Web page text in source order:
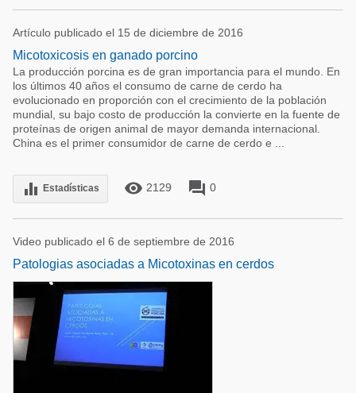
Artículo publicado el 15 de diciembre de 2016
Micotoxicosis en ganado porcino
La producción porcina es de gran importancia para el mundo. En
los últimos 40 años el consumo de carne de cerdo ha
evolucionado en proporción con el crecimiento de la población
mundial, su bajo costo de producción la convierte en la fuente de
proteínas de origen animal de mayor demanda internacional.
China es el primer consumidor de carne de cerdo e ...
equalizer Estadísticas remove_red_eye 2129 forum 0
Video publicado el 6 de septiembre de 2016
Patologias asociadas a Micotoxinas en cerdos